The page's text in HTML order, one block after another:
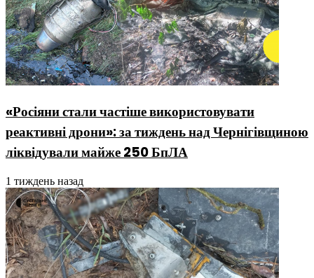
«Росіяни стали частіше використовувати
реактивні дрони»: за тиждень над Чернігівщиною
ліквідували майже 250 БпЛА
1 тиждень назад